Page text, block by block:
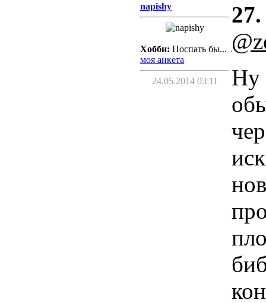
napishy
Хобби: Поспать бы...
моя анкета
24.05.2014 03:11
27.
Ну